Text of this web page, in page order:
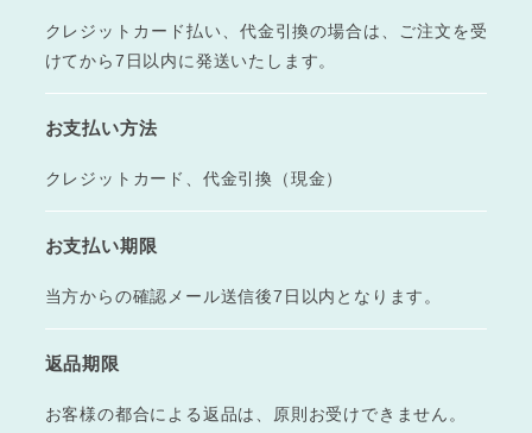
クレジットカード払い、代金引換の場合は、ご注文を受
けてから7日以内に発送いたします。
お支払い方法
クレジットカード、 代金引換（現金）
お支払い期限
当方からの確認メール送信後7日以内となります。
返品期限
お客様の都合による返品は、原則お受けできません。